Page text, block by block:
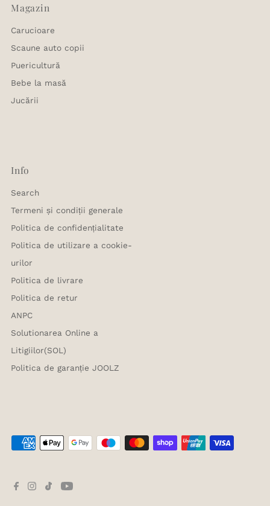
Magazin
Carucioare
Scaune auto copii
Puericultură
Bebe la masă
Jucării
Info
Search
Termeni și condiții generale
Politica de confidențialitate
Politica de utilizare a cookie-
urilor
Politica de livrare
Politica de retur
ANPC
Solutionarea Online a
Litigiilor(SOL)
Politica de garanție JOOLZ